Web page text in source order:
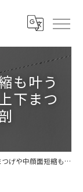
も叶う
下まつ
縮も叶う横浜駅まつげパーマと上下まつげパーマ徹底解剖